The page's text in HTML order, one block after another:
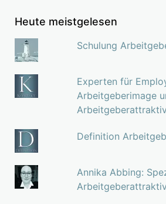
Heute meistgelesen
Schulung
Experten für
Arbeitgeberimage
Definition
Annika Abbing: